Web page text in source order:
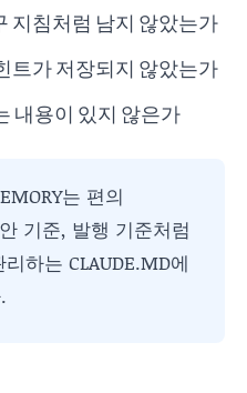
지침처럼 남지 않았는가
트가 저장되지 않았는가
내용이 있지 않은가
는 편의
기준, 발행 기준처럼
하는 CLAUDE.MD에